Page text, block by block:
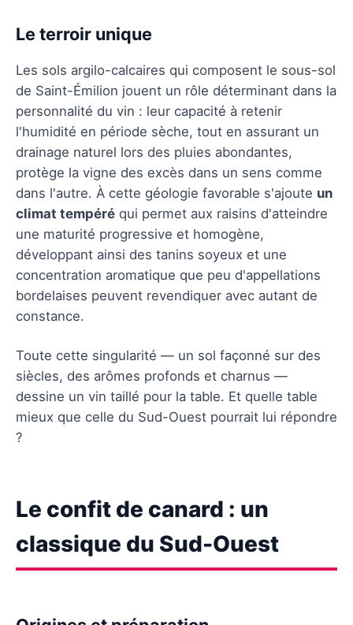
Le terroir unique
Les sols argilo-calcaires qui composent le sous-sol
de Saint-Émilion jouent un rôle déterminant dans la
personnalité du vin : leur capacité à retenir
l'humidité en période sèche, tout en assurant un
drainage naturel lors des pluies abondantes,
protège la vigne des excès dans un sens comme
dans l'autre. À cette géologie favorable s'ajoute un
climat tempéré qui permet aux raisins d'atteindre
une maturité progressive et homogène,
développant ainsi des tanins soyeux et une
concentration aromatique que peu d'appellations
bordelaises peuvent revendiquer avec autant de
constance.
Toute cette singularité — un sol façonné sur des
siècles, des arômes profonds et charnus —
dessine un vin taillé pour la table. Et quelle table
mieux que celle du Sud-Ouest pourrait lui répondre
?
Le confit de canard : un
classique du Sud-Ouest